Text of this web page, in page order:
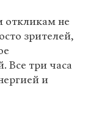
откликам не
зрителей,
Все три часа
и